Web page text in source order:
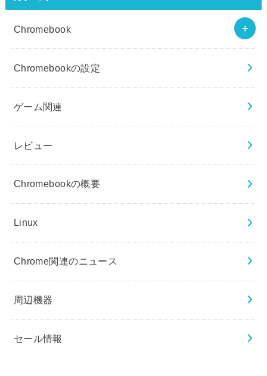
Chromebook
Chromebookの設定
ゲーム関連
レビュー
Chromebookの概要
Linux
Chrome関連のニュース
周辺機器
セール情報